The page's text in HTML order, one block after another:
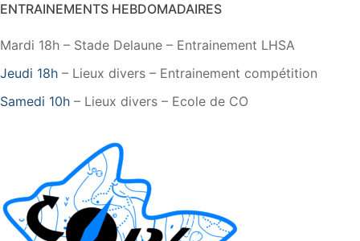
ENTRAINEMENTS HEBDOMADAIRES
Mardi 18h – Stade Delaune – Entrainement LHSA
Jeudi 18h – Lieux divers – Entrainement compétition
Samedi 10h – Lieux divers – Ecole de CO